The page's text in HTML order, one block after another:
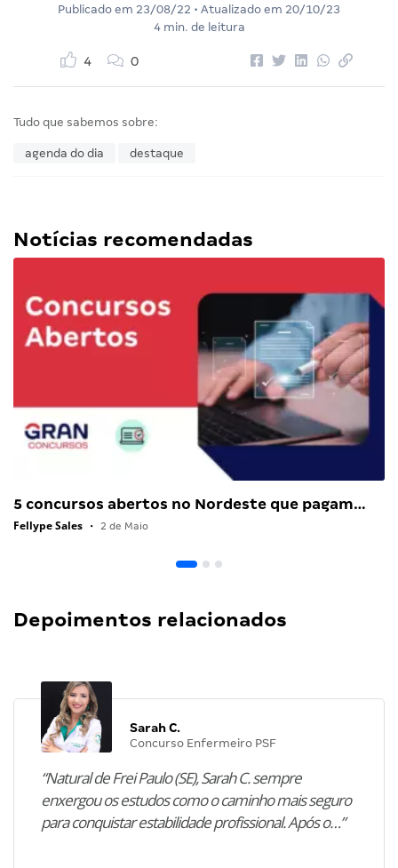
Publicado em 23/08/22 • Atualizado em 20/10/23
4 min. de leitura
4 0
Tudo que sabemos sobre:
agenda do dia destaque
Notícias recomendadas
5 concursos abertos no Nordeste que pagam…
Fellype Sales • 2 de Maio
Depoimentos relacionados
Sarah C.
Concurso Enfermeiro PSF
“Natural de Frei Paulo (SE), Sarah C. sempre
enxergou os estudos como o caminho mais seguro
para conquistar estabilidade profissional. Após o…”